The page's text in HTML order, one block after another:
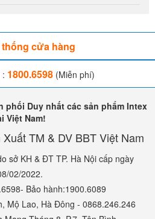
thống cửa hàng
: 1800.6598(Miễn phí)
phối Duy nhất các sản phẩm Intex
Việt Nam!
TM & DV BBT Việt Nam
sở KH & ĐT TP. Hà Nội cấp ngày
02/2022.
Bảo hành:1900.6089
Mộ Lao, Hà Đông - 0868.246.246